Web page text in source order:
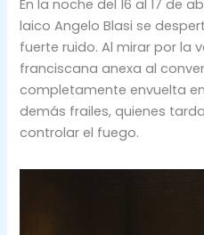
En la noche del 16 al 17 de
laico Angelo Blasi se
fuerte ruido. Al mirar por la
franciscana anexa al
completamente envuelta
demás frailes, quienes
controlar el fuego.